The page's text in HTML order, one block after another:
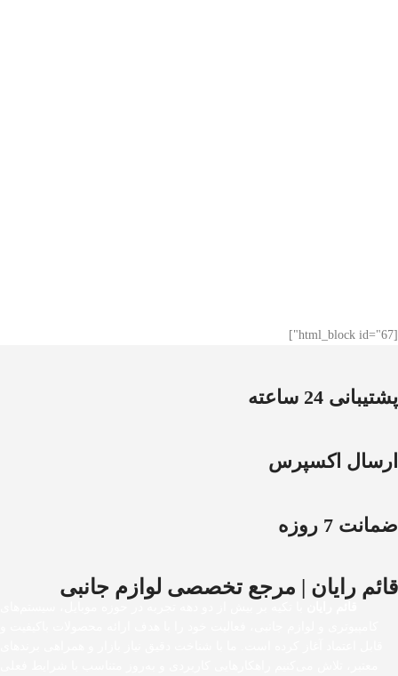
[html_block id="67"]
پشتیبانی 24 ساعته
ارسال اکسپرس
ضمانت 7 روزه
قائم رایان | مرجع تخصصی لوازم جانبی